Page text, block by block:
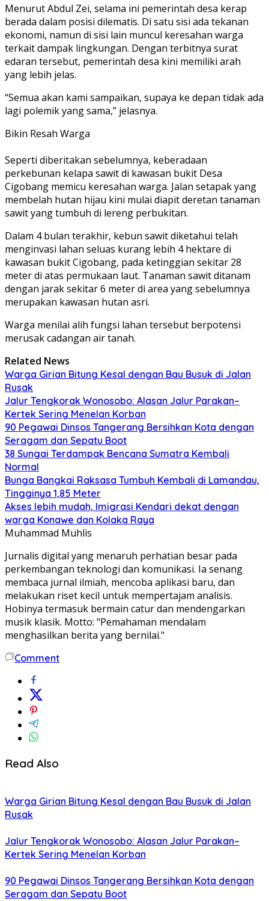
Menurut Abdul Zei, selama ini pemerintah desa kerap
berada dalam posisi dilematis. Di satu sisi ada tekanan
ekonomi, namun di sisi lain muncul keresahan warga
terkait dampak lingkungan. Dengan terbitnya surat
edaran tersebut, pemerintah desa kini memiliki arah
yang lebih jelas.
“Semua akan kami sampaikan, supaya ke depan tidak ada
lagi polemik yang sama,” jelasnya.
Bikin Resah Warga
Seperti diberitakan sebelumnya, keberadaan
perkebunan kelapa sawit di kawasan bukit Desa
Cigobang memicu keresahan warga. Jalan setapak yang
membelah hutan hijau kini mulai diapit deretan tanaman
sawit yang tumbuh di lereng perbukitan.
Dalam 4 bulan terakhir, kebun sawit diketahui telah
menginvasi lahan seluas kurang lebih 4 hektare di
kawasan bukit Cigobang, pada ketinggian sekitar 28
meter di atas permukaan laut. Tanaman sawit ditanam
dengan jarak sekitar 6 meter di area yang sebelumnya
merupakan kawasan hutan asri.
Warga menilai alih fungsi lahan tersebut berpotensi
merusak cadangan air tanah.
Related News
Warga Girian Bitung Kesal dengan Bau Busuk di Jalan
Rusak
Jalur Tengkorak Wonosobo: Alasan Jalur Parakan–
Kertek Sering Menelan Korban
90 Pegawai Dinsos Tangerang Bersihkan Kota dengan
Seragam dan Sepatu Boot
38 Sungai Terdampak Bencana Sumatra Kembali
Normal
Bunga Bangkai Raksasa Tumbuh Kembali di Lamandau,
Tingginya 1,85 Meter
Akses lebih mudah, Imigrasi Kendari dekat dengan
warga Konawe dan Kolaka Raya
Muhammad Muhlis
Jurnalis digital yang menaruh perhatian besar pada
perkembangan teknologi dan komunikasi. Ia senang
membaca jurnal ilmiah, mencoba aplikasi baru, dan
melakukan riset kecil untuk mempertajam analisis.
Hobinya termasuk bermain catur dan mendengarkan
musik klasik. Motto: "Pemahaman mendalam
menghasilkan berita yang bernilai."
Comment
Read Also
Warga Girian Bitung Kesal dengan Bau Busuk di Jalan
Rusak
Jalur Tengkorak Wonosobo: Alasan Jalur Parakan–
Kertek Sering Menelan Korban
90 Pegawai Dinsos Tangerang Bersihkan Kota dengan
Seragam dan Sepatu Boot